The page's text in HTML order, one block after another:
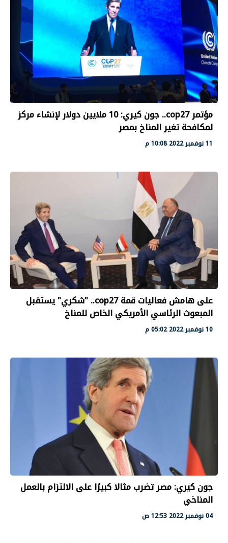
مؤتمر cop27.. جون كيري: 10 ملايين دولار لإنشاء مركز
لمكافحة تغير المناخ بمصر
11 نوفمبر 2022 10:08 م
على هامش فعاليات قمة cop27.. "شكري" يستقبل
المبعوث الرئاسي الأمريكي الخاص للمناخ
10 نوفمبر 2022 05:02 م
جون كيري: مصر تضرب مثالا كبيرًا على الالتزام بالعمل
المناخي
04 نوفمبر 2022 12:53 ص